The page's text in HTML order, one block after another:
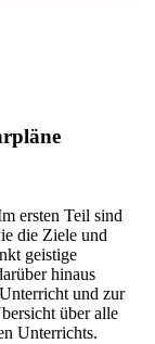
ersten Teil sind
die Ziele und
geistige
hinaus
und zur
über alle
Unterrichts.